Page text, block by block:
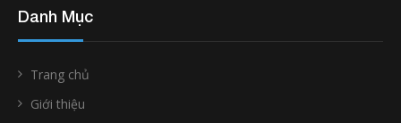
Danh Mục
Trang chủ
Giới thiệu